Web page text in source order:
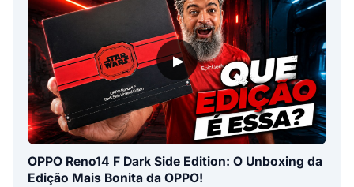
▶
OPPO Reno14 F Dark Side Edition: O Unboxing da
Edição Mais Bonita da OPPO!